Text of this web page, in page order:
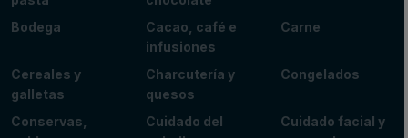
Bodega
Cacao, café e
infusiones
Carne
Cereales y
galletas
Charcutería y
quesos
Congelados
Conservas,
Cuidado del
Cuidado facial y